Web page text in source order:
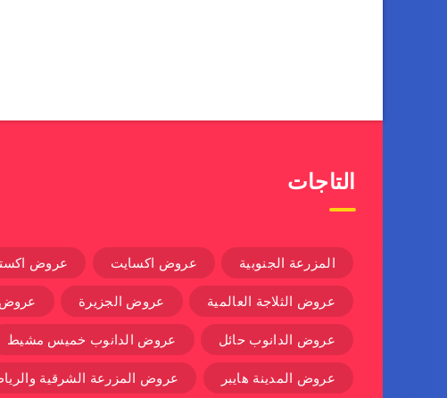
التاجات
المزرعة الجنوبية عروض اكسايت عروض
عروض الثلاجة العالمية عروض الجزيرة عروض
عروض الدانوب حائل عروض الدانوب خميس مشيط
عروض المدينة هايبر عروض المزرعة الشرقية